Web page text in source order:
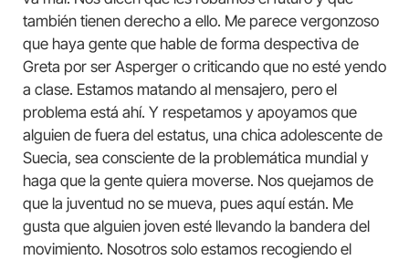
también tienen derecho a ello. Me parece vergonzoso
que haya gente que hable de forma despectiva de
Greta por ser Asperger o criticando que no esté yendo
a clase. Estamos matando al mensajero, pero el
problema está ahí. Y respetamos y apoyamos que
alguien de fuera del estatus, una chica adolescente de
Suecia, sea consciente de la problemática mundial y
haga que la gente quiera moverse. Nos quejamos de
que la juventud no se mueva, pues aquí están. Me
gusta que alguien joven esté llevando la bandera del
movimiento. Nosotros solo estamos recogiendo el